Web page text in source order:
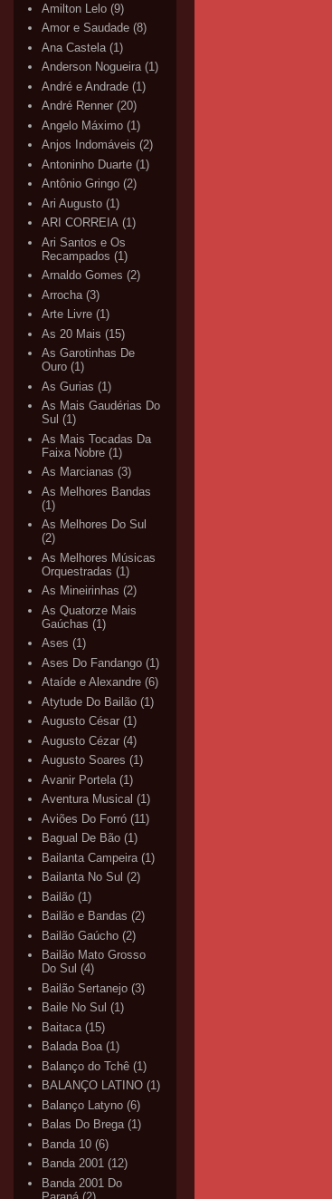
Amilton Lelo (9)
Amor e Saudade (8)
Ana Castela (1)
Anderson Nogueira (1)
André e Andrade (1)
André Renner (20)
Angelo Máximo (1)
Anjos Indomáveis (2)
Antoninho Duarte (1)
Antônio Gringo (2)
Ari Augusto (1)
ARI CORREIA (1)
Ari Santos e Os
Recampados (1)
Arnaldo Gomes (2)
Arrocha (3)
Arte Livre (1)
As 20 Mais (15)
As Garotinhas De
Ouro (1)
As Gurias (1)
As Mais Gaudérias Do
Sul (1)
As Mais Tocadas Da
Faixa Nobre (1)
As Marcianas (3)
As Melhores Bandas
(1)
As Melhores Do Sul
(2)
As Melhores Músicas
Orquestradas (1)
As Mineirinhas (2)
As Quatorze Mais
Gaúchas (1)
Ases (1)
Ases Do Fandango (1)
Ataíde e Alexandre (6)
Atytude Do Bailão (1)
Augusto César (1)
Augusto Cézar (4)
Augusto Soares (1)
Avanir Portela (1)
Aventura Musical (1)
Aviões Do Forró (11)
Bagual De Bão (1)
Bailanta Campeira (1)
Bailanta No Sul (2)
Bailão (1)
Bailão e Bandas (2)
Bailão Gaúcho (2)
Bailão Mato Grosso
Do Sul (4)
Bailão Sertanejo (3)
Baile No Sul (1)
Baitaca (15)
Balada Boa (1)
Balanço do Tchê (1)
BALANÇO LATINO (1)
Balanço Latyno (6)
Balas Do Brega (1)
Banda 10 (6)
Banda 2001 (12)
Banda 2001 Do